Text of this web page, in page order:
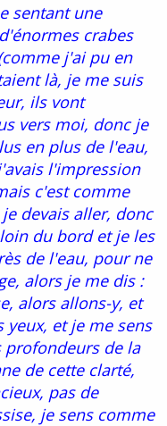
sentant une
crabes
j'ai pu en
là, je me suis
ils vont
vers moi, donc je
en plus de l'eau,
l'impression
c'est comme
devais aller, donc
du bord et je les
de l'eau, pour ne
alors je me dis :
alors allons-y, et
et je me sens
profondeurs de la
de cette clarté,
pas de
je sens comme